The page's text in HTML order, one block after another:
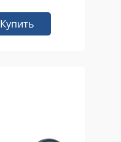
Купить